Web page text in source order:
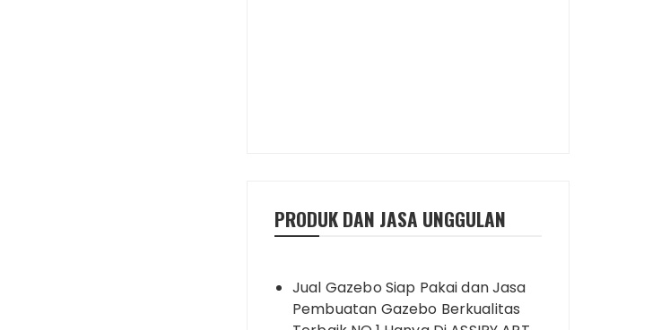
PRODUK DAN JASA UNGGULAN
Jual Gazebo Siap Pakai dan Jasa
Pembuatan Gazebo Berkualitas